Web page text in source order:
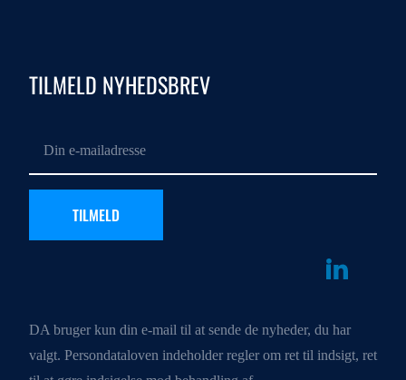
TILMELD NYHEDSBREV
DA bruger kun din e-mail til at sende de nyheder, du har
valgt. Persondataloven indeholder regler om ret til indsigt, ret